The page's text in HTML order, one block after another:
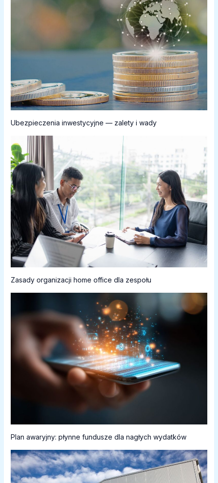
Ubezpieczenia inwestycyjne — zalety i wady
Zasady organizacji home office dla zespołu
Plan awaryjny: płynne fundusze dla nagłych wydatków